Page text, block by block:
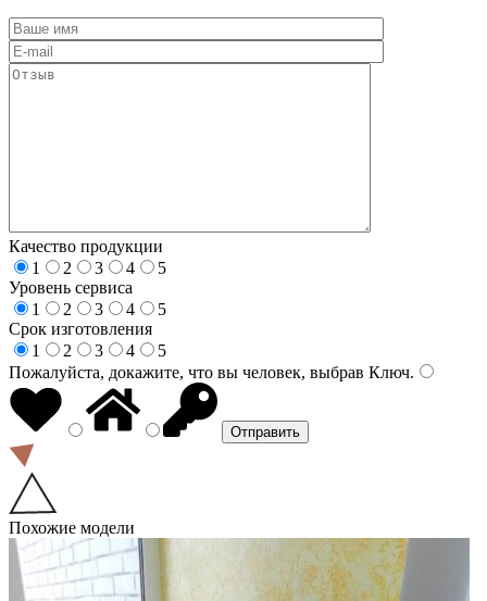
Качество продукции
1
2 3 4
5
Уровень сервиса
1
2 3 4
5
Срок изготовления
1
2 3 4
5
Пожалуйста, докажите, что вы человек, выбрав Ключ.
Похожие модели